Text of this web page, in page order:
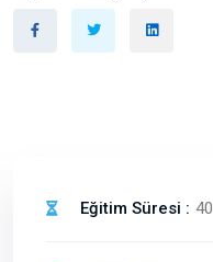
Eğitim Süresi : 40